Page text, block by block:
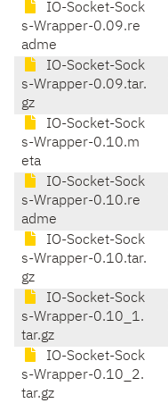
IO-Socket-Sock
s-Wrapper-0.09.re
adme
IO-Socket-Sock
s-Wrapper-0.09.tar.
gz
IO-Socket-Sock
s-Wrapper-0.10.m
eta
IO-Socket-Sock
s-Wrapper-0.10.re
adme
IO-Socket-Sock
s-Wrapper-0.10.tar.
gz
IO-Socket-Sock
s-Wrapper-0.10_1.
tar.gz
IO-Socket-Sock
s-Wrapper-0.10_2.
tar.gz